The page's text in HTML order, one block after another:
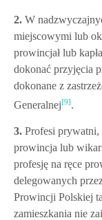
2. W
miejscowymi lub
prowincjał lub
dokonać przyjęcia
dokonane z
Generalnej[9] .
3. Profesi prywatni,
prowincja lub
profesję na ręce
delegowanych
Prowincji Polskiej
zamieszkania nie